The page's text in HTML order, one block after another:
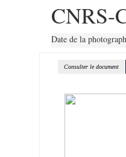
CNRS-
Date de la
Consulter le document